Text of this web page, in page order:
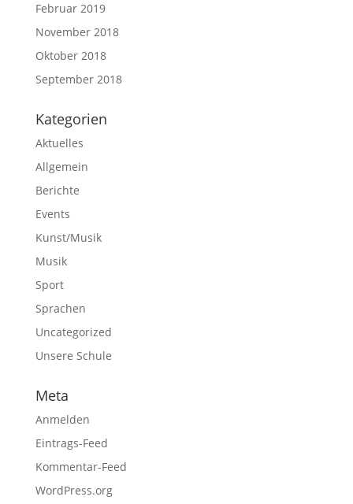
Februar 2019
November 2018
Oktober 2018
September 2018
Kategorien
Aktuelles
Allgemein
Berichte
Events
Kunst/Musik
Musik
Sport
Sprachen
Uncategorized
Unsere Schule
Meta
Anmelden
Eintrags-Feed
Kommentar-Feed
WordPress.org